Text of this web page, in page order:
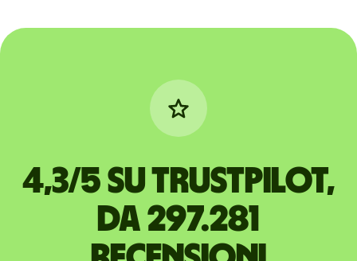
4,3/5 su Trustpilot,
da 297.281